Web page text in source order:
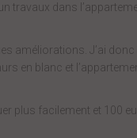
travaux dans
améliorations. J’ai
en blanc et
plus facilement et 100